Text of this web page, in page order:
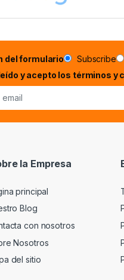
del formulario Subscribe
y acepto los términos y
la Empresa
principal
Blog
con nosotros
Nosotros
del sitio